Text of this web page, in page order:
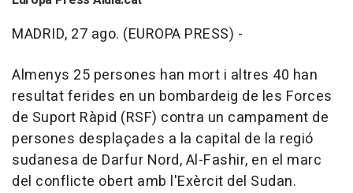
MADRID, 27 ago. (EUROPA PRESS) -
Almenys 25 persones han mort i altres 40 han
resultat ferides en un bombardeig de les Forces
de Suport Ràpid (RSF) contra un campament de
persones desplaçades a la capital de la regió
sudanesa de Darfur Nord, Al-Fashir, en el marc
del conflicte obert amb l'Exèrcit del Sudan.